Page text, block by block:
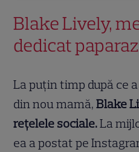
Blake Lively,
dedicat
La puțin timp după ce
din nou mamă,Blake
rețelele sociale.La
ea a postat pe